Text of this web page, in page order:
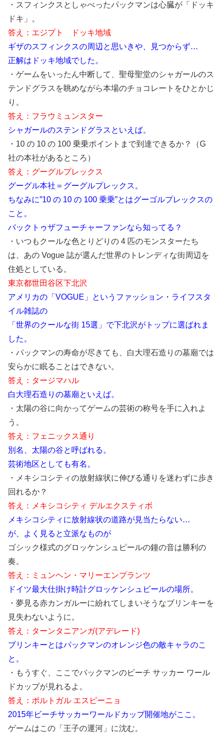
・スフィンクスとしゃべったパックマンは心臓が「ドッキ
ドキ」。
答え：エジプト ドッキ地域
ギザのスフィンクスの周辺と思いきや、見つからず…
正解はドッキ地域でした。
・ゲームをいったん中断して、聖母聖堂のシャガールのス
テンドグラスを眺めながら本場のチョコレートをひとかじ
り。
答え：フラウミュンスター
シャガールのステンドグラスといえば。
・10 の 10 の 100 乗乗ポイントまで到達できるか？（G
社の本社があるところ）
答え：グーグルプレックス
グーグル本社＝グーグルプレックス。
ちなみに”10 の 10 の 100 乗乗”とはグーゴルプレックスの
こと。
バックトゥザフューチャーファンなら知ってる？
・いつもクールな色とりどりの 4 匹のモンスターたち
は、あの Vogue 誌が選んだ世界のトレンディな街周辺を
住処としている。
東京都世田谷区下北沢
アメリカの「VOGUE」というファッション・ライフスタ
イル雑誌の
「世界のクールな街 15選」で下北沢がトップに選ばれま
した。
・パックマンの寿命が尽きても、白大理石造りの墓廟では
安らかに眠ることはできない。
答え：タージマハル
白大理石造りの墓廟といえば。
・太陽の谷に向かってゲームの芸術の称号を手に入れよ
う。
答え：フェニックス通り
別名、太陽の谷と呼ばれる。
芸術地区としても有名。
・メキシコシティの放射線状に伸びる通りを迷わずに歩き
回れるか？
答え：メキシコシティ デルエクスティボ
メキシコシティに放射線状の道路が見当たらない…
が、よく見ると立派なものが
ゴシック様式のグロッケンシュピールの鐘の音は勝利の
奏。
答え：ミュンヘン・マリーエンプランツ
ドイツ最大仕掛け時計グロッケンシュビールの場所。
・夢見る赤カンガルーに紛れてしまいそうなブリンキーを
見失わないように。
答え：ターンタニアンガ(アデレード)
ブリンキーとはパックマンのオレンジ色の敵キャラのこ
と。
・もうすぐ、ここでパックマンのビーチ サッカー ワール
ドカップが見れるよ。
答え：ポルトガル エスピーニョ
2015年ビーチサッカーワールドカップ開催地がここ。
ゲームはこの「王子の運河」に沈む。